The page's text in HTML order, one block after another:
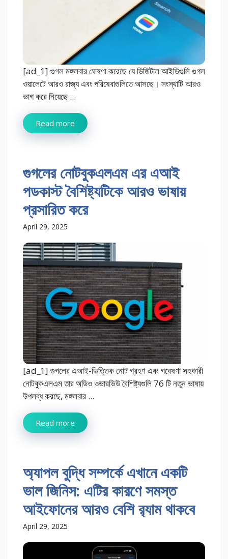
[ad_1] গুগল মঙ্গলবার ঘোষণা করেছে যে ডিজিটাল আইডিগুলি গুগল
ওয়ালেটে আরও রাজ্য এবং পরিষেবাগুলিতে আসছে। সংস্থাটি আরও
ভাগ করে নিয়েছে ...
Read more
গুগলের নোটবুকএলএম এর এআই
পডকাস্ট বৈশিষ্ট্যটিকে আরও ভাষায়
প্রসারিত করে
April 29, 2025
[ad_1] গুগলের এআই-ভিত্তিক নোট গ্রহণ এবং গবেষণা সহকারী
নোটবুকএলএম তার অডিও ওভারভিউ বৈশিষ্ট্যগুলি 76 টি নতুন ভাষায়
উপলব্ধ করছে, মঙ্গলবার ...
Read more
অ্যাপল বুদ্ধি সম্পর্কে এখানে একটি
ভাল জিনিস: এটির কারণে সমস্ত
আইফোনের আরও বেশি র‌্যাম থাকবে
April 29, 2025